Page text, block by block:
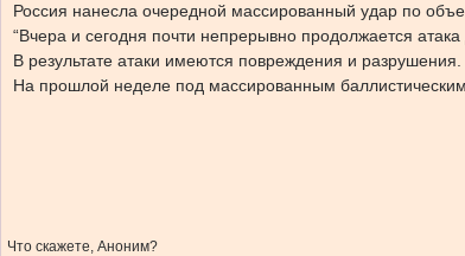
Россия нанесла очередной массированный удар по
“Вчера и сегодня почти непрерывно продолжается
В результате атаки имеются повреждения и
На прошлой неделе под массированным баллистическим
Что скажете, Аноним?